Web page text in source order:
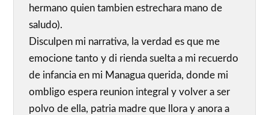
hermano quien tambien estrechara mano de
saludo).
Disculpen mi narrativa, la verdad es que me
emocione tanto y di rienda suelta a mi recuerdo
de infancia en mi Managua querida, donde mi
ombligo espera reunion integral y volver a ser
polvo de ella, patria madre que llora y anora a